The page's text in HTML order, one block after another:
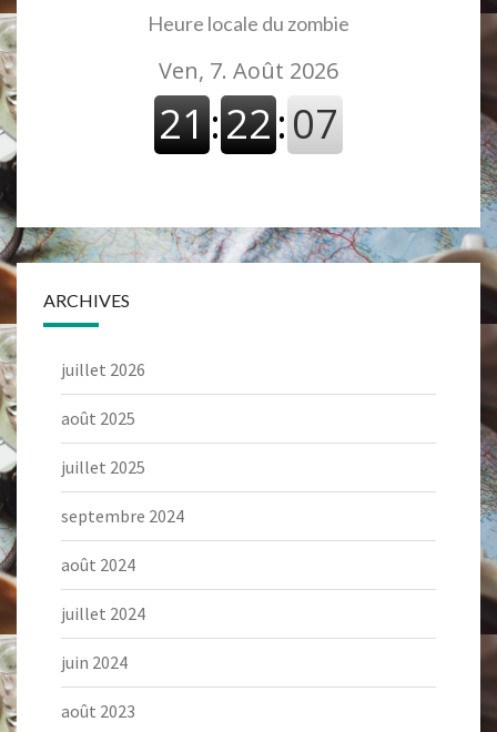
Heure locale du zombie
ARCHIVES
juillet 2026
août 2025
juillet 2025
septembre 2024
août 2024
juillet 2024
juin 2024
août 2023